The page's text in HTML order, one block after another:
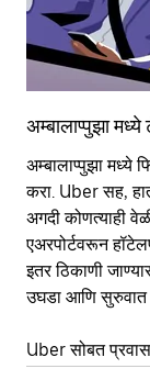
अम्बालाप्पुझा मध्ये
अम्बालाप्पुझा मध्ये
करा. Uber सह,
अगदी कोणत्याही
एअरपोर्टवरून
इतर‍ ठिकाणी
उघडा आणि सुरुवात
Uber सोबत